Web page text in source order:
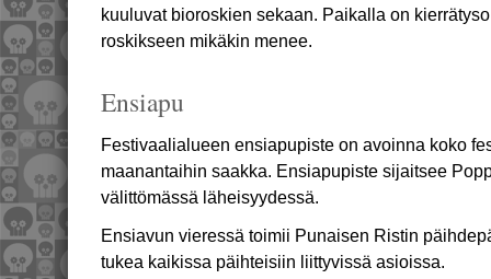
kuuluvat bioroskien sekaan. Paikalla on
roskikseen mikäkin menee.
Ensiapu
Festivaalialueen ensiapupiste on avoinna koko
maanantaihin saakka. Ensiapupiste sijaitsee
välittömässä läheisyydessä.
Ensiavun vieressä toimii Punaisen Ristin
tukea kaikissa päihteisiin liittyvissä asioissa.